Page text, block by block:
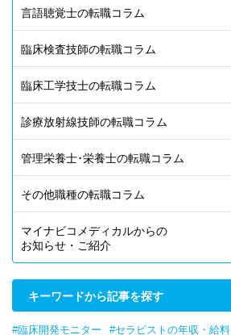
言語聴覚士の転職コラム
臨床検査技師の転職コラム
臨床工学技士の転職コラム
診療放射線技師の転職コラム
管理栄養士･栄養士の転職コラム
その他職種の転職コラム
マイナビコメディカルからの
お知らせ・ご紹介
キーワードから記事を探す
#臨床開発モニター #セラピストの年収・給料